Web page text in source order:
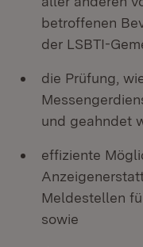
betroffenen
der LSBTI-
die Prüfung,
und geahndet
effiziente
Meldestellen
sowie